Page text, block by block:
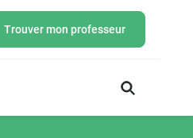
Trouver mon professeur